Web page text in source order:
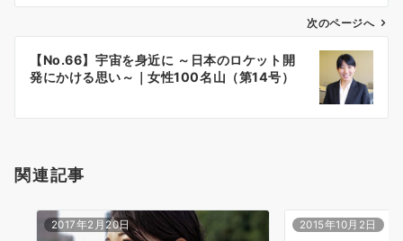
ン
次のページへ
【No.66】宇宙を身近に ～日本のロケット開
発にかける思い～｜女性100名山（第14号）
関連記事
2017年2月20日 2015年10月2日